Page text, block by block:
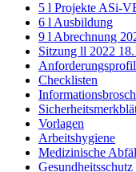
5 l Projekte ASi-
6 l Ausbildung
9 l Abrechnung
Sitzung ll 2022
Checklisten
Vorlagen
Arbeitshygiene
Medizinische
Gesundheitsschutz